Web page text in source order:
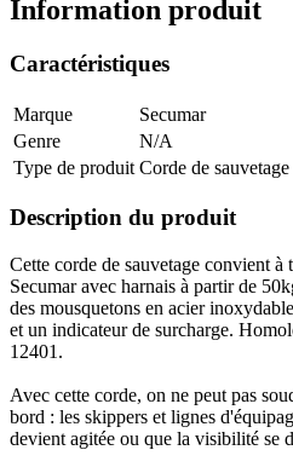
Information produit
Caractéristiques
Marque
Secumar
Genre
N/A
Type de produit Corde de sauvetage
Description du produit
Cette corde de sauvetage convient à
Secumar avec harnais à partir de
des mousquetons en acier
et un indicateur de surcharge.
12401.
Avec cette corde, on ne peut pas
bord : les skippers et lignes
devient agitée ou que la visibilité se